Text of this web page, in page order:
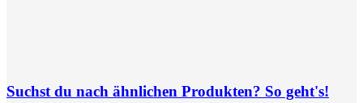
Suchst du nach ähnlichen Produkten? So geht's!